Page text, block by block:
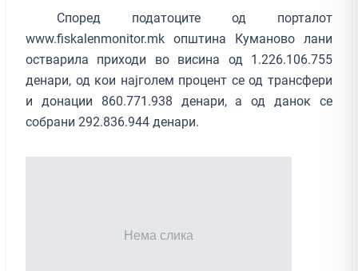
Според податоците од порталот
www.fiskalenmonitor.mk општина Куманово лани
остварила приходи во висина од 1.226.106.755
денари, од кои најголем процент се од трансфери
и донации 860.771.938 денари, а од данок се
собрани 292.836.944 денари.